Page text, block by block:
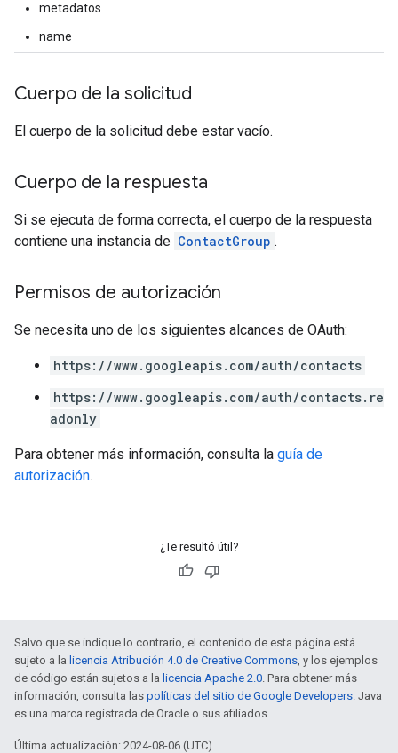
metadatos
name
Cuerpo de la solicitud
El cuerpo de la solicitud debe estar vacío.
Cuerpo de la respuesta
Si se ejecuta de forma correcta, el cuerpo de la respuesta
contiene una instancia de ContactGroup .
Permisos de autorización
Se necesita uno de los siguientes alcances de OAuth:
https://www.googleapis.com/auth/contacts
https://www.googleapis.com/auth/contacts.re
adonly
Para obtener más información, consulta la guía de
autorización.
¿Te resultó útil?
Salvo que se indique lo contrario, el contenido de esta página está
sujeto a la licencia Atribución 4.0 de Creative Commons, y los ejemplos
de código están sujetos a la licencia Apache 2.0. Para obtener más
información, consulta las políticas del sitio de Google Developers. Java
es una marca registrada de Oracle o sus afiliados.
Última actualización: 2024-08-06 (UTC)